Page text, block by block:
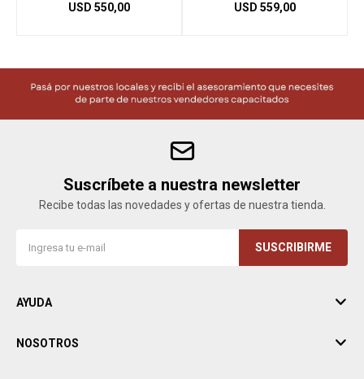
USD 550,00 USD 559,00
Suscríbete a nuestra newsletter
Recibe todas las novedades y ofertas de nuestra tienda.
SUSCRIBIRME
AYUDA
NOSOTROS